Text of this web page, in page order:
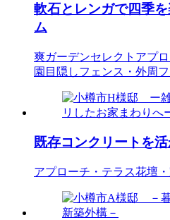
軟石とレンガで四季
ム
爽ガーデンセレクト アプ
園 目隠しフェンス・外周
既存コンクリートを
アプローチ・テラス花壇